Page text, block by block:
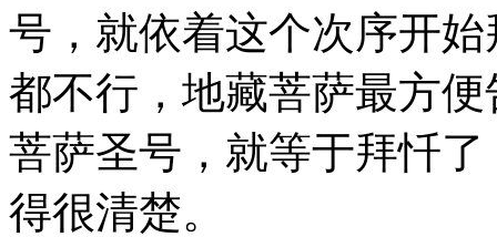
号，就依着这个次序开
都不行，地藏菩萨最方
菩萨圣号，就等于拜忏
得很清楚。